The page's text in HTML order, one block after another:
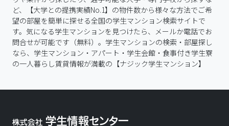
ど、【大学との提携実績No.1】の物件数から様々な方法でご希
望の部屋を簡単に探せる全国の学生マンション検索サイトで
す。気になる学生マンションを見つけたら、メールか電話でお
問合せが可能です（無料）。学生マンションの検索・部屋探し
なら、学生マンション・アパート・学生会館・食事付き学生寮
の一人暮らし賃貸情報が満載の【ナジック学生マンション】